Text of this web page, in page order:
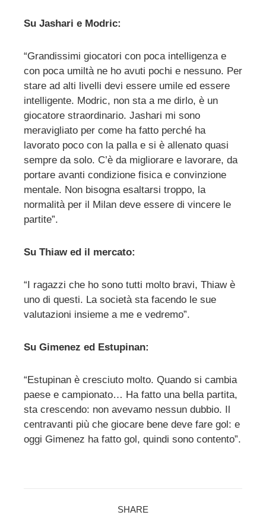
Su Jashari e Modric:
“Grandissimi giocatori con poca intelligenza e
con poca umiltà ne ho avuti pochi e nessuno. Per
stare ad alti livelli devi essere umile ed essere
intelligente. Modric, non sta a me dirlo, è un
giocatore straordinario. Jashari mi sono
meravigliato per come ha fatto perché ha
lavorato poco con la palla e si è allenato quasi
sempre da solo. C’è da migliorare e lavorare, da
portare avanti condizione fisica e convinzione
mentale. Non bisogna esaltarsi troppo, la
normalità per il Milan deve essere di vincere le
partite”.
Su Thiaw ed il mercato:
“I ragazzi che ho sono tutti molto bravi, Thiaw è
uno di questi. La società sta facendo le sue
valutazioni insieme a me e vedremo”.
Su Gimenez ed Estupinan:
“Estupinan è cresciuto molto. Quando si cambia
paese e campionato… Ha fatto una bella partita,
sta crescendo: non avevamo nessun dubbio. Il
centravanti più che giocare bene deve fare gol: e
oggi Gimenez ha fatto gol, quindi sono contento”.
SHARE